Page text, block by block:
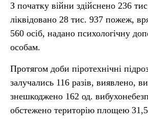
З початку війни здійснено 236
ліквідовано 28 тис. 937 пожеж,
560 осіб, надано психологічну
особам.
Протягом доби піротехнічні
залучались 116 разів, виявлено,
знешкоджено 162 од.
обстежено територію площею